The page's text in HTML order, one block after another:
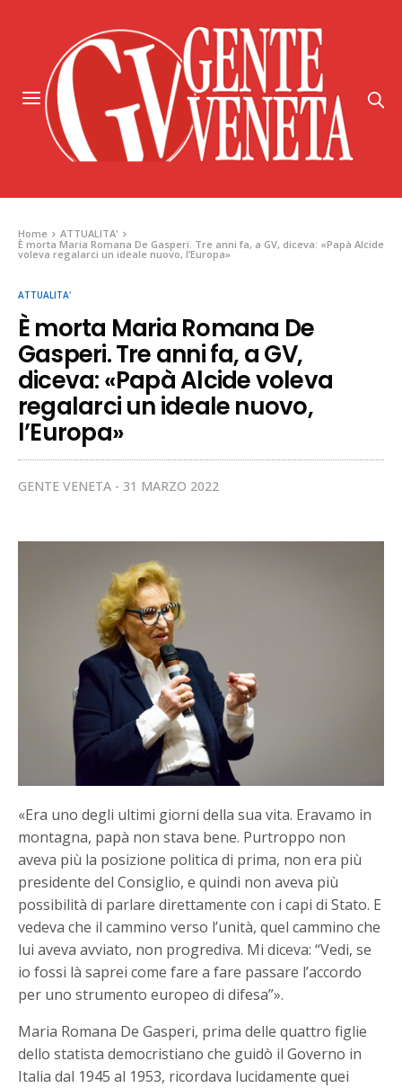
Home
ATTUALITA'
È morta Maria Romana De Gasperi. Tre anni fa, a GV, diceva: «Papà Alcide
voleva regalarci un ideale nuovo, l’Europa»
ATTUALITA'
È morta Maria Romana De
Gasperi. Tre anni fa, a GV,
diceva: «Papà Alcide voleva
regalarci un ideale nuovo,
l’Europa»
GENTE VENETA 31 MARZO 2022
«Era uno degli ultimi giorni della sua vita. Eravamo in
montagna, papà non stava bene. Purtroppo non
aveva più la posizione politica di prima, non era più
presidente del Consiglio, e quindi non aveva più
possibilità di parlare direttamente con i capi di Stato. E
vedeva che il cammino verso l’unità, quel cammino che
lui aveva avviato, non progrediva. Mi diceva: “Vedi, se
io fossi là saprei come fare a fare passare l’accordo
per uno strumento europeo di difesa”».
Maria Romana De Gasperi, prima delle quattro figlie
dello statista democristiano che guidò il Governo in
Italia dal 1945 al 1953, ricordava lucidamente quei